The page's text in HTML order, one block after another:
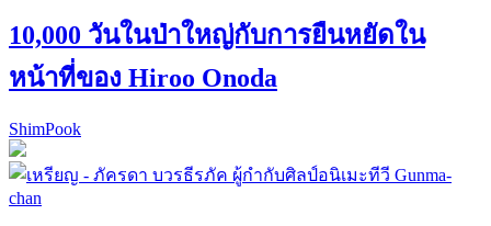
10,000 วันในป่าใหญ่กับการยืนหยัดใน
หน้าที่ของ Hiroo Onoda
ShimPook